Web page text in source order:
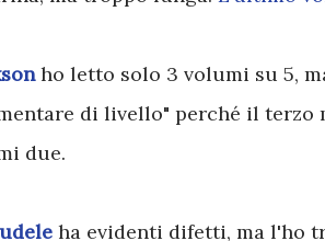
ho letto solo 3 volumi su 5,
di livello" perché il
due.
ha evidenti difetti, ma l'ho